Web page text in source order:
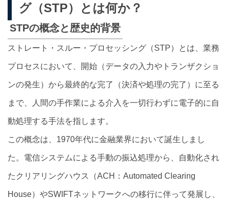
グ（STP）とは何か？
STPの概念と歴史的背景
ストレート・スルー・プロセッシング（STP）とは、業務
プロセスにおいて、開始（データの入力やトランザクショ
ンの発生）から最終的な完了（決済や処理の完了）に至る
まで、人間の手作業による介入を一切行わずに電子的に自
動処理する手法を指します。
この概念は、1970年代に金融業界において誕生しまし
た。電信システムによる手動の振込処理から、自動化され
たクリアリングハウス（ACH：Automated Clearing
House）やSWIFTネットワークへの移行に伴って発展し、